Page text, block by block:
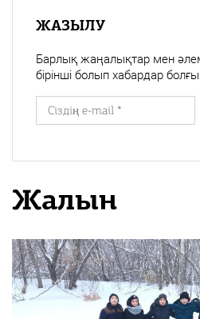
Жалын
ЖАЗЫЛУ
Барлық жаңалықтар мен
бірінші болып хабардар